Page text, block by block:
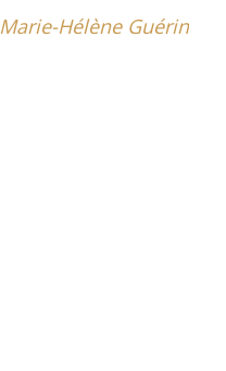
Marie-Hélène Guérin